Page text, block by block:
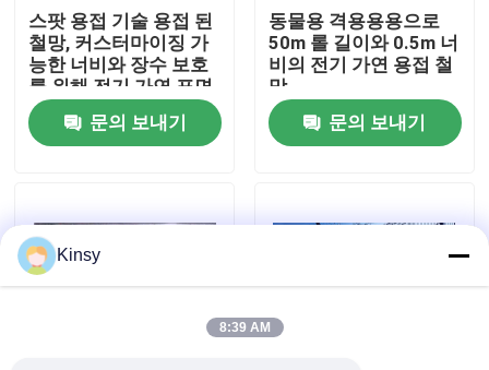
공장 투어
품질 관리
저희와 연락
뉴스
사건
스팟 용접 기술 용접 된
철망, 커스터마이징 가
능한 너비와 장수 보호
를 위해 전기 가연 표면
문의 보내기
동물용 격용용용으로
50m 롤 길이와 0.5m 너
비의 전기 가연 용접 철
망
문의 보내기
Kinsy
8:39 AM